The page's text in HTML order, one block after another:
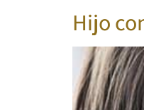
Hijo